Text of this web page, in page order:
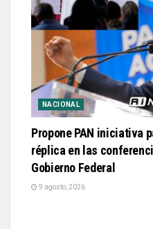
NACIONAL
Propone PAN iniciativa
réplica en las
Gobierno Federal
9 agosto, 2026